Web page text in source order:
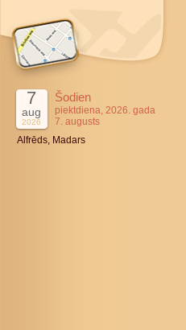
7
aug
2026
Šodien
piektdiena, 2026. gada
7. augusts
Alfrēds, Madars